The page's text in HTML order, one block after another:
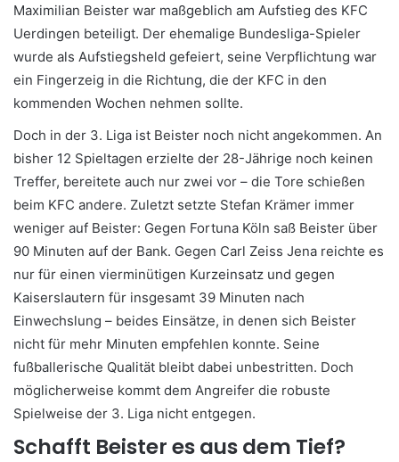
Maximilian Beister war maßgeblich am Aufstieg des KFC
Uerdingen beteiligt. Der ehemalige Bundesliga-Spieler
wurde als Aufstiegsheld gefeiert, seine Verpflichtung war
ein Fingerzeig in die Richtung, die der KFC in den
kommenden Wochen nehmen sollte.
Doch in der 3. Liga ist Beister noch nicht angekommen. An
bisher 12 Spieltagen erzielte der 28-Jährige noch keinen
Treffer, bereitete auch nur zwei vor – die Tore schießen
beim KFC andere. Zuletzt setzte Stefan Krämer immer
weniger auf Beister: Gegen Fortuna Köln saß Beister über
90 Minuten auf der Bank. Gegen Carl Zeiss Jena reichte es
nur für einen vierminütigen Kurzeinsatz und gegen
Kaiserslautern für insgesamt 39 Minuten nach
Einwechslung – beides Einsätze, in denen sich Beister
nicht für mehr Minuten empfehlen konnte. Seine
fußballerische Qualität bleibt dabei unbestritten. Doch
möglicherweise kommt dem Angreifer die robuste
Spielweise der 3. Liga nicht entgegen.
Schafft Beister es aus dem Tief?